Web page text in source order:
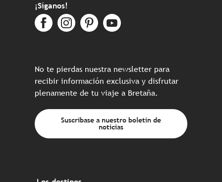
¡Síganos!
No te pierdas nuestra newsletter para
recibir información exclusiva y disfrutar
plenamente de tu viaje a Bretaña.
Suscríbase a nuestro boletín de
noticias